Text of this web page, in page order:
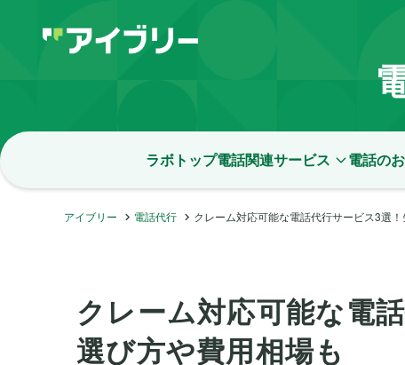
ラボトップ電話関連サービス 電話の
アイブリー 電話代行 クレーム対応可能な電話代行サービス3選
クレーム対応可能な電
選び方や費用相場も